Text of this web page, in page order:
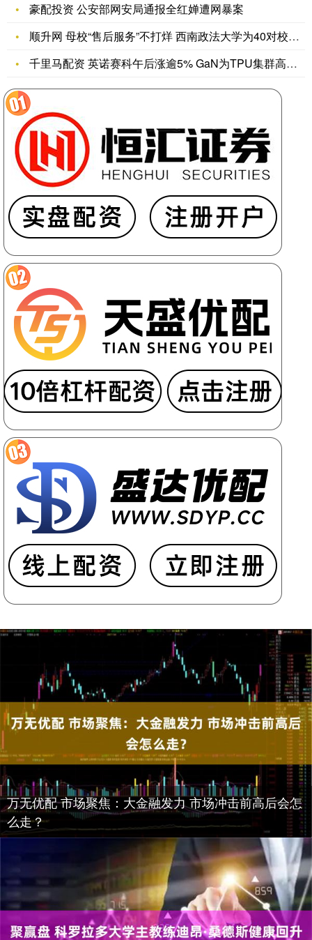
豪配投资 公安部网安局通报全红婵遭网暴案
顺升网 母校“售后服务”不打烊 西南政法大学为40对校友举办
千里马配资 英诺赛科午后涨逾5% GaN为TPU集群高效供电
万无优配 市场聚焦：大金融发力 市场冲击前高后会怎
么走？